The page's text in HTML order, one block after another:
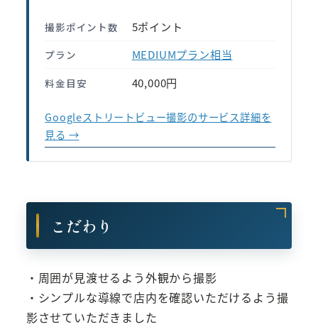
撮影ポイント数 5ポイント
プラン MEDIUMプラン相当
料金目安 40,000円
Googleストリートビュー撮影のサービス詳細を
見る →
こだわり
・周囲が見渡せるよう外観から撮影
・シンプルな導線で店内を確認いただけるよう撮
影させていただきました